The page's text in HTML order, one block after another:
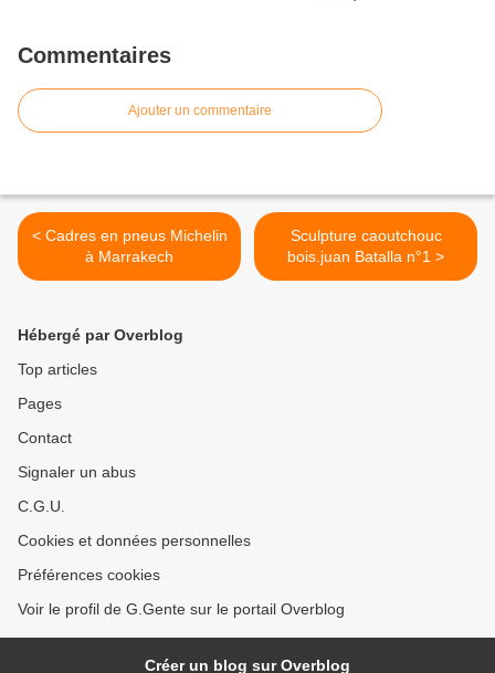
Commentaires
Ajouter un commentaire
< Cadres en pneus Michelin
à Marrakech
Sculpture caoutchouc
bois.juan Batalla n°1 >
Hébergé par Overblog
Top articles
Pages
Contact
Signaler un abus
C.G.U.
Cookies et données personnelles
Préférences cookies
Voir le profil de G.Gente sur le portail Overblog
Créer un blog sur Overblog